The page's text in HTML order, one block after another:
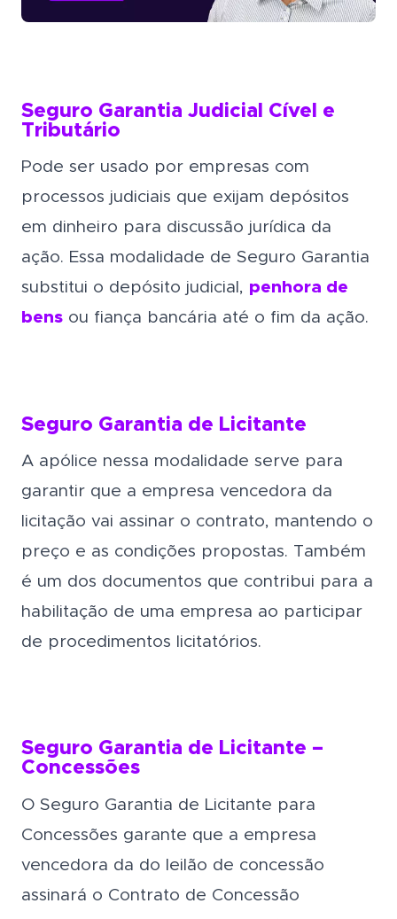
Seguro Garantia Judicial Cível e
Tributário
Pode ser usado por empresas com
processos judiciais que exijam depósitos
em dinheiro para discussão jurídica da
ação. Essa modalidade de Seguro Garantia
substitui o depósito judicial, penhora de
bens ou fiança bancária até o fim da ação.
Seguro Garantia de Licitante
A apólice nessa modalidade serve para
garantir que a empresa vencedora da
licitação vai assinar o contrato, mantendo o
preço e as condições propostas. Também
é um dos documentos que contribui para a
habilitação de uma empresa ao participar
de procedimentos licitatórios.
Seguro Garantia de Licitante –
Concessões
O Seguro Garantia de Licitante para
Concessões garante que a empresa
vencedora da do leilão de concessão
assinará o Contrato de Concessão